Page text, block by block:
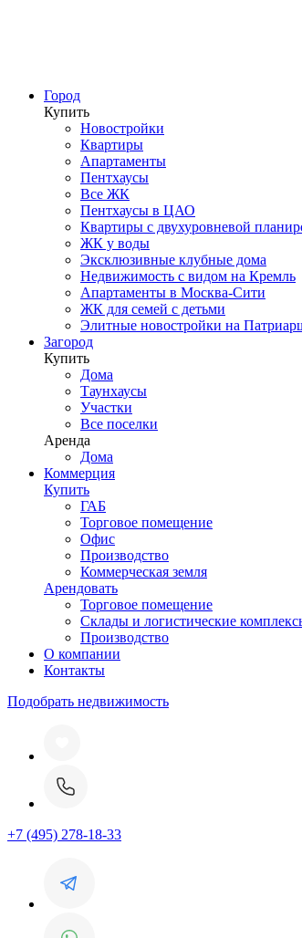
Город
Купить
Новостройки
Квартиры
Апартаменты
Пентхаусы
Все ЖК
Пентхаусы в ЦАО
Квартиры с двухуровневой
ЖК у воды
Эксклюзивные клубные дома
Недвижимость с видом на Кремль
Апартаменты в Москва-Сити
ЖК для семей с детьми
Элитные новостройки на
Загород
Купить
Дома
Таунхаусы
Участки
Все поселки
Аренда
Дома
Коммерция
Купить
ГАБ
Торговое помещение
Офис
Производство
Коммерческая земля
Арендовать
Торговое помещение
Склады и логистические
Производство
О компании
Контакты
Подобрать недвижимость
+7 (495) 278-18-33